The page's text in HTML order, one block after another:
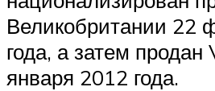
Великобритании 22
года, а затем
января 2012 года.